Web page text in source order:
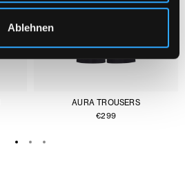
Ablehnen
AURA TROUSERS
€299